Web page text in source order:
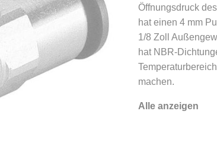
Öffnungsdruck
hat einen 4 mm
1/8 Zoll
hat NBR-
machen.
Alle anzeigen